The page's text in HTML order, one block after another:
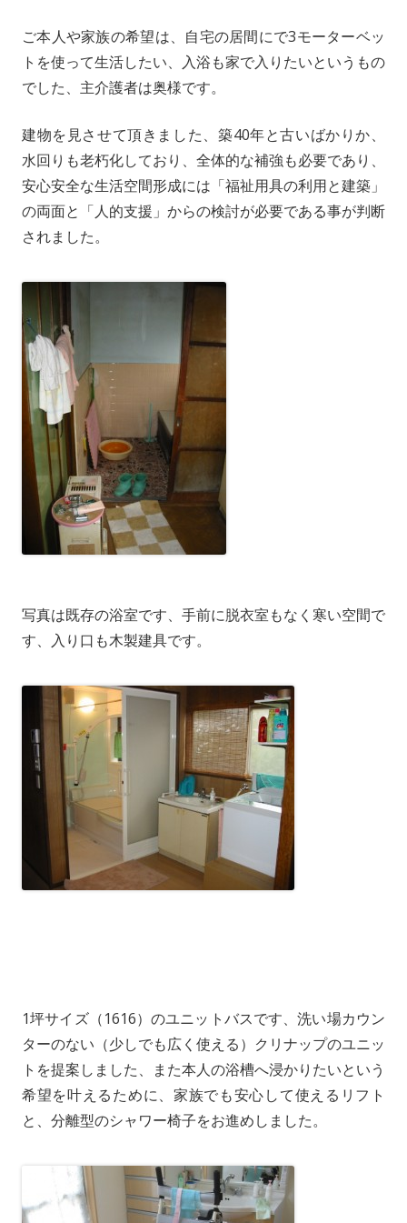
ご本人や家族の希望は、自宅の居間にで3モーターベッ
トを使って生活したい、入浴も家で入りたいというもの
でした、主介護者は奥様です。
建物を見させて頂きました、築40年と古いばかりか、
水回りも老朽化しており、全体的な補強も必要であり、
安心安全な生活空間形成には「福祉用具の利用と建築」
の両面と「人的支援」からの検討が必要である事が判断
されました。
写真は既存の浴室です、手前に脱衣室もなく寒い空間で
す、入り口も木製建具です。
1坪サイズ（1616）のユニットバスです、洗い場カウン
ターのない（少しでも広く使える）クリナップのユニッ
トを提案しました、また本人の浴槽へ浸かりたいという
希望を叶えるために、家族でも安心して使えるリフト
と、分離型のシャワー椅子をお進めしました。